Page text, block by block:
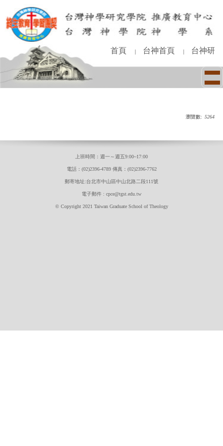
到
主
容
區
首頁 ｜ 台神首頁 ｜ 台神研
瀏覽數: 5264
上班時間：週一～週五9:00~17:00
電話：(02)2396-4789 傳真：(02)2396-7762
郵寄地址:台北市中山區中山北路二段111號
電子郵件 : cpce@tgst.edu.tw
© Copyright 2021 Taiwan Graduate School of Theology